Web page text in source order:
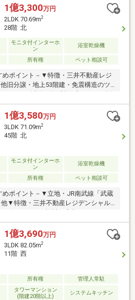
住戸の為、眺望、通風良好・食洗機、
、浄水器、浴室乾燥機、床暖房完備・
デンシャル旧分譲・竹中工務店施工の
ーズイーストと合わせて28の充実した
ゴミステーション（24時間可）・24時
ット飼育可能（細則あり）
1億3,300万円
2LDK 70.69m2
28階 北
モニタ付インターホ
ン
浴室乾燥機
所有権 ペット相談可
めポイント－▼特徴・三井不動産レジ
旧分譲・地上53階建・免震構造のツ
デンス・会話の弾む対面式キッチン採
の収納有・ゲストルームなど多彩な共
)・各階に24時間ゴミ出し可能なゴミ
・ペット飼育可能(細則有)▼設備・床
ディスポーザー・浄水器・浴室乾燥
ス▼2019年3月室内リフォーム履歴・
設・エコカラット設置(LD・玄関)■ ご
しをお手伝いします ━━━━━・・・
相談はお気軽にお問い合わせくださ
1億3,580万円
3LDK 71.09m2
45階 北
モニタ付インターホ
ン
浴室乾燥機
所有権 ペット相談可
めポイント－▼立地・JR南武線「武蔵
他▼特徴・三井不動産レジデンシャル
ビングスルー設計で家族のコミュニ
・3室がバルコニーに面する間取り・
(細則有)▼設備・床暖房(LD)・食洗
ー・浄水器・浴室乾燥機※分譲時パ
洋室約3.0帖はFR(ファミリールー
と表記※専有面積にトランクル
米(使用料無償)を含む■ ご希望の住まい
します ━━━━━・・・物件の詳細・
にお問い合わせください。
1億3,690万円
3LDK 82.05m2
11階 西
所有権 管理人常駐
タワーマンション
(階建20階以上)
システムキッチン